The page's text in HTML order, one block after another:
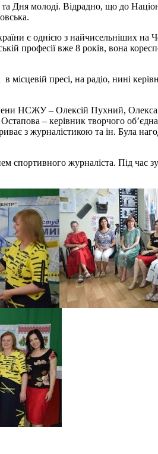
Дня молоді. Відрадно, що до
є однією з найчисельніших
професії вже 8 років, вона
пресі, на радіо, нині
НСЖУ – Олексій Пухний,
– керівник творчого
з журналістикою та ін. Була
журналіста. Під час